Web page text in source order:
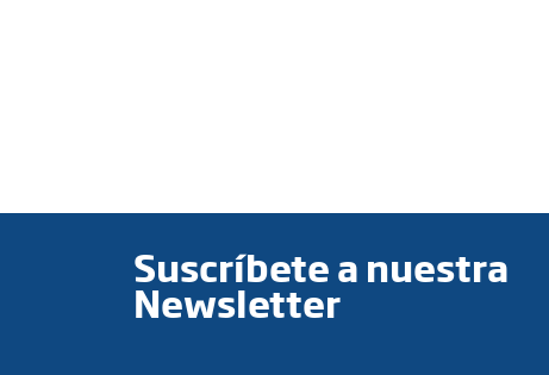
Suscríbete a nuestra
Newsletter